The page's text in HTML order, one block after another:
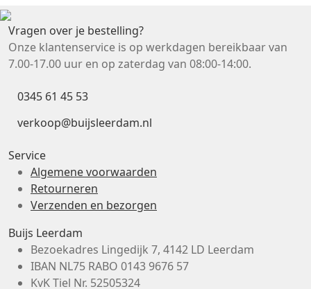
Vragen over je bestelling?
Onze klantenservice is op werkdagen bereikbaar van
7.00-17.00 uur en op zaterdag van 08:00-14:00.
0345 61 45 53
verkoop@buijsleerdam.nl
Service
Algemene voorwaarden
Retourneren
Verzenden en bezorgen
Buijs Leerdam
Bezoekadres Lingedijk 7, 4142 LD Leerdam
IBAN NL75 RABO 0143 9676 57
KvK Tiel Nr. 52505324